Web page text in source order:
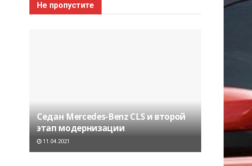
Не пропустите
Седан Mercedes-Benz CLS и второй
этап модернизации
11.04.2021